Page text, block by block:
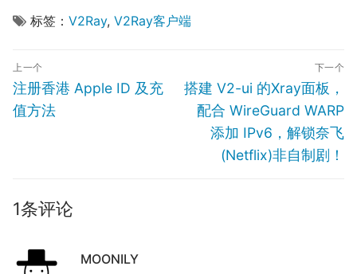
标签： V2Ray, V2Ray客户端
文
章
导
上一个
Previous
post:
注册香港 Apple ID 及充
值方法
下一个
Next
post:
搭建 V2-ui 的Xray面板，
配合 WireGuard WARP
添加 IPv6，解锁奈飞
(Netflix)非自制剧！
1条评论
MOONILY